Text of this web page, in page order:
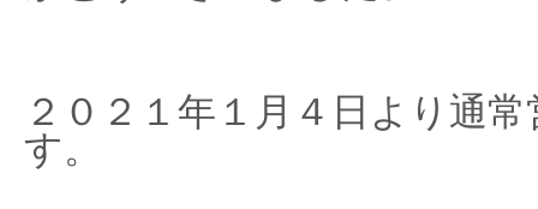
２０２１年１月４日より通
す。